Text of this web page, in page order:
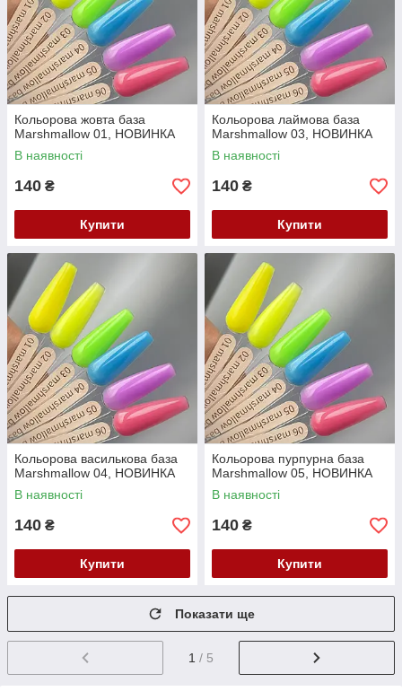
Кольорова жовта база
Marshmallow 01, НОВИНКА
В наявності
140 ₴
Купити
Кольорова лаймова база
Marshmallow 03, НОВИНКА
В наявності
140 ₴
Купити
Кольорова василькова база
Marshmallow 04, НОВИНКА
В наявності
140 ₴
Купити
Кольорова пурпурна база
Marshmallow 05, НОВИНКА
В наявності
140 ₴
Купити
Показати ще
1 / 5